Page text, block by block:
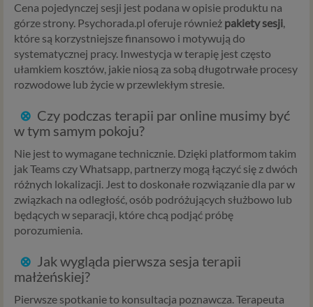
Cena pojedynczej sesji jest podana w opisie produktu na
górze strony. Psychorada.pl oferuje również pakiety sesji,
które są korzystniejsze finansowo i motywują do
systematycznej pracy. Inwestycja w terapię jest często
ułamkiem kosztów, jakie niosą za sobą długotrwałe procesy
rozwodowe lub życie w przewlekłym stresie.
⊗ Czy podczas terapii par online musimy być
w tym samym pokoju?
Nie jest to wymagane technicznie. Dzięki platformom takim
jak Teams czy Whatsapp, partnerzy mogą łączyć się z dwóch
różnych lokalizacji. Jest to doskonałe rozwiązanie dla par w
związkach na odległość, osób podróżujących służbowo lub
będących w separacji, które chcą podjąć próbę
porozumienia.
⊗ Jak wygląda pierwsza sesja terapii
małżeńskiej?
Pierwsze spotkanie to konsultacja poznawcza. Terapeuta
w stanie zapewnić Ci usługi, a Ty nie mógłbyś z niej
korzystać.
Niezbędność przetwarzania do celów wynikających
z prawnie uzasadnionych interesów realizowanych
przez administratora lub przez stronę trzecią. Ta
podstawa przetwarzania danych dotyczy
uzasadnione z uwagi na nasze usprawiedliwione
potrzeby, co obejmuje między innymi konieczność
sprawdzenie, czy do Twojego konta nie loguje się
nieuprawniona osoba), dokonanie pomiarów
statystycznych, ulepszania naszych usług i
dopasowania ich do potrzeb i wygody
użytkowników (np. personalizowanie treści w
usługach) jak również prowadzenie marketingu i
Psychorada.pl w serwisie administratora (np. jeśli
interesujesz się psychologią dziecka i oglądasz
materiały na ten temat w Psychorada.pl to możemy